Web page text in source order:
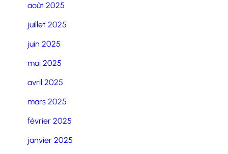
août 2025
juillet 2025
juin 2025
mai 2025
avril 2025
mars 2025
février 2025
janvier 2025